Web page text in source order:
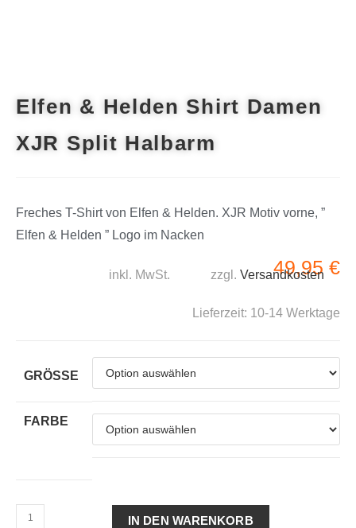
Elfen & Helden Shirt Damen
XJR Split Halbarm
Freches T-Shirt von Elfen & Helden. XJR Motiv vorne, ”
Elfen & Helden ” Logo im Nacken
49,95 €
inkl. MwSt. zzgl. Versandkosten
Lieferzeit: 10-14 Werktage
GRÖSSE
FARBE
IN DEN WARENKORB